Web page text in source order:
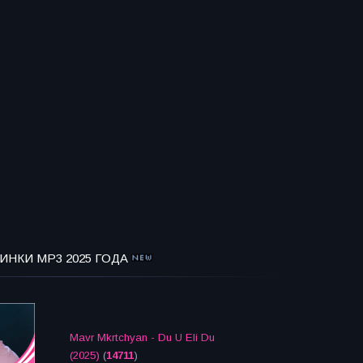
MP3 2025 ГОДА
Mavr Mkrtchyan - Du U Eli Du
(2025) (14711)